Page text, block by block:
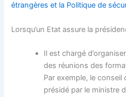
étrangères et la Politique de
Lorsqu’un Etat assure la
Il est chargé
des réunions des
Par exemple, le conseil
présidé par le ministre